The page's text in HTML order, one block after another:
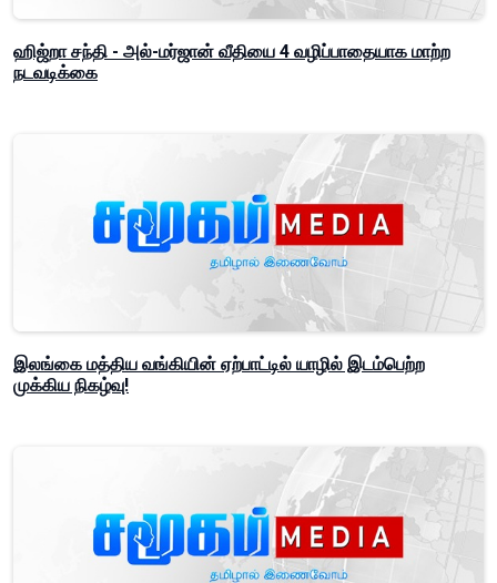
ஹிஜ்றா சந்தி - அல்-மர்ஜான் வீதியை 4 வழிப்பாதையாக மாற்ற
நடவடிக்கை
இலங்கை மத்திய வங்கியின் ஏற்பாட்டில் யாழில் இடம்பெற்ற
முக்கிய நிகழ்வு!